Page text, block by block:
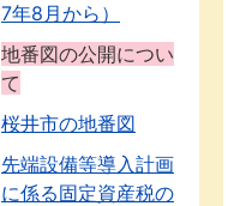
7年8月から）
地番図の公開につい
て
桜井市の地番図
先端設備等導入計画
に係る固定資産税の